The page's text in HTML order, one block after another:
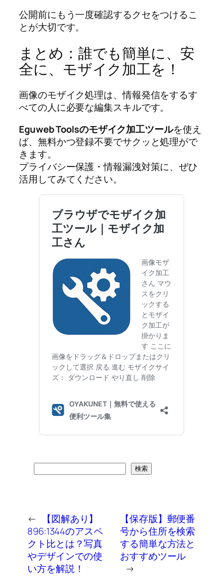
公開前にもう一度確認するクセをつけるこ
とが大切です。
まとめ：誰でも簡単に、安
全に、モザイク加工を！
画像のモザイク処理は、情報発信をするす
べての人に必要な編集スキルです。
Eguweb Toolsのモザイク加工ツールを使え
ば、無料かつ登録不要でサクッと処理がで
きます。
プライバシー保護・情報漏洩対策に、ぜひ
活用してみてください。
検索
←
【図解あり】
896:1344のアスペ
クト比とは？写真
やデザインでの使
い方を解説！
【保存版】郵便番
号から住所を検索
する簡単な方法と
おすすめツール
→